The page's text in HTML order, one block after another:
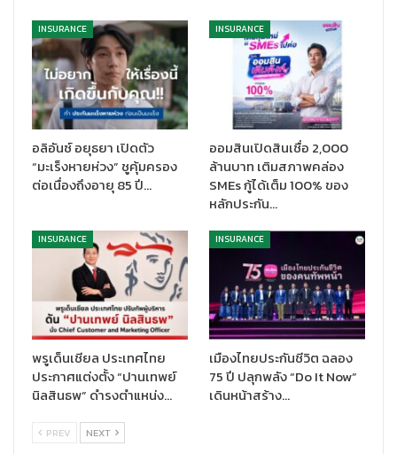
สำคัญ และสร้างความมั่นคงทางการเงินพร้อมปกป้องคุณค่าชีวิตให้
กับประชาชน และพร้อมรับมือกับทุกสถานการณ์
โดยในปีที่ผ่านมา บริษัทได้มีการพัฒนาผลิตภัณฑ์ประกันชีวิตและ
ประกันสุขภาพใหม่ การให้บริการด้านสุขภาพแบบครบวงจรเพื่อตอบ
โจทย์ความต้องการที่หลากหลายของประชาชน รวมทั้งนำเอา
เทคโนโลยีและนวัตกรรมสมัยใหม่เข้ามาพัฒนาช่องทางการให้บริการ
แบบออนไลน์เพื่อรองรับวิถีชีวิตของคนในปัจจุบัน ตั้งแต่ขั้นตอนการ
ทำประกัน ไปจนถึงการเรียกร้องสินไหม นอกจากนี้ บริษัทยังให้ความ
สำคัญในการยกระดับการให้บริการผ่านพันธมิตร เช่น การมอบรางวัล
พัฒนาช่องทางติดต่อต่าง ๆ เพื่อให้ผู้ถือกรมธรรม์และลูกค้าสามารถ
ติดต่อได้ตลอดเวลา”
รางวัลMOST ADMIRED COMPANY AWARDเป็นรางวัลที่มอบให้กับ
องค์กรที่น่าชื่นชม ด้านสินค้าหรือบริการ ด้านการดำเนินธุรกิจ ด้านธร
รมภิบาล สร้างความจดจำที่ดีให้แก่ลูกค้าหรือผู้มีส่วนได้ส่วนเสีย โดย
มีเกณฑ์การพิจารณาในด้านต่าง ๆ ได้แก่ ความเป็นเลิศในการเป็นผู้นำ
วัฒนธรรมองค์กร ความรับผิดชอบต่อสังคม ตลอดจนความคิดเห็น
ประกันชีวิตได้รับรางวัลจากงาน THAILAND TOP COMPANY
INSURANCE
อลิอันซ์ อยุธยา เปิดตัว
“มะเร็งหายห่วง” ชูคุ้มครอง
ต่อเนื่องถึงอายุ 85 ปี…
INSURANCE
ออมสินเปิดสินเชื่อ 2,000
ล้านบาท เติมสภาพคล่อง
SMEs กู้ได้เต็ม 100% ของ
หลักประกัน…
INSURANCE
พรูเด็นเชียล ประเทศไทย
ประกาศแต่งตั้ง “ปานเทพย์
นิลสินธพ” ดำรงตำแหน่ง…
INSURANCE
เมืองไทยประกันชีวิต ฉลอง
75 ปี ปลุกพลัง “Do It Now”
เดินหน้าสร้าง…
PREV NEXT